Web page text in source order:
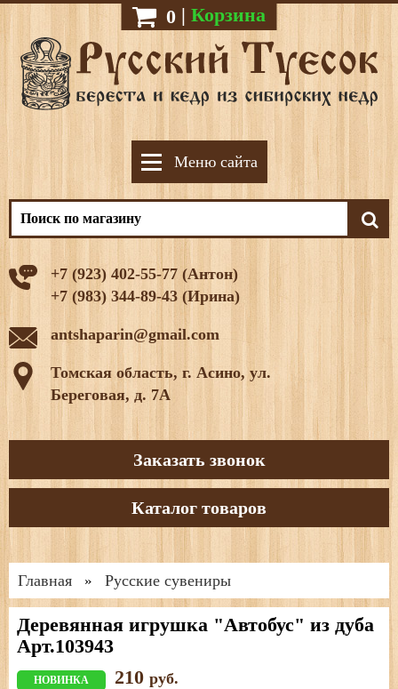
0 | Корзина
Меню сайта
+7 (923) 402-55-77 (Антон)
+7 (983) 344-89-43 (Ирина)
antshaparin@gmail.com
Томская область, г. Асино, ул.
Береговая, д. 7А
Заказать звонок
Каталог товаров
Главная » Русские сувениры
Деревянная игрушка "Автобус" из дуба
Арт.103943
НОВИНКА 210 руб.